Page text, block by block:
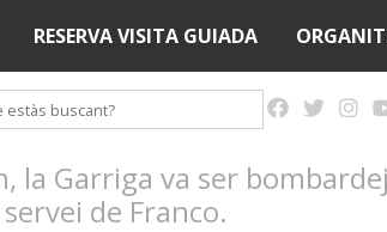
al
contingut
RESERVA VISITA GUIADA
la Garriga va ser
de Franco.